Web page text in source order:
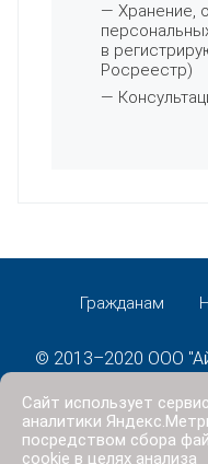
— Хранение,
в
Росреестр)
—
Гражданам
© 2013–2020 ООО
Политика
Сайт использует
аналитики
посредством сбора
cookie в целях анализа